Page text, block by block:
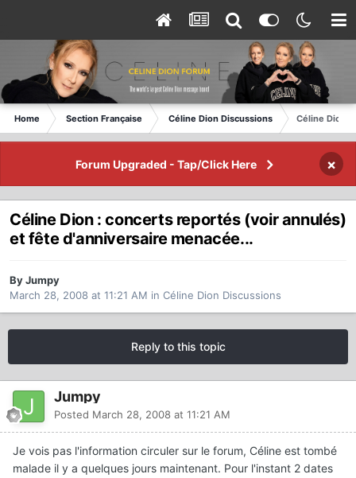
Home Section Française Céline Dion Discussions Céline Dion :
Forum Upgraded - Tap/Click Here ×
Céline Dion : concerts reportés (voir annulés)
et fête d'anniversaire menacée...
By Jumpy
March 28, 2008 at 11:21 AM in Céline Dion Discussions
Reply to this topic
Jumpy
Posted March 28, 2008 at 11:21 AM
Je vois pas l'information circuler sur le forum, Céline est tombé
malade il y a quelques jours maintenant. Pour l'instant 2 dates